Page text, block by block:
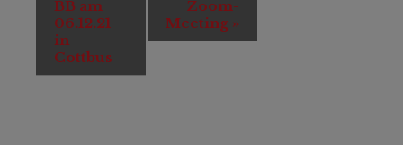
BB am
06.12.21
in
Cottbus
Zoom-
Meeting »